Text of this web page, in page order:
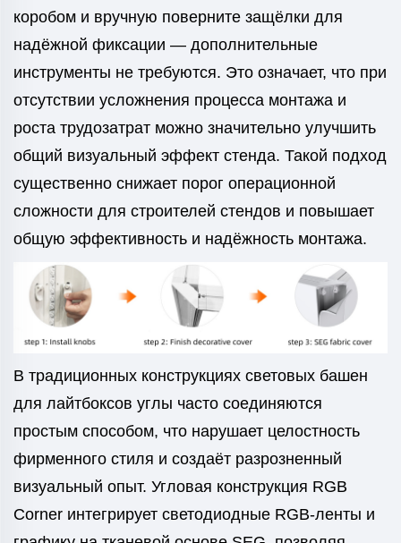
коробом и вручную поверните защёлки для
надёжной фиксации — дополнительные
инструменты не требуются. Это означает, что при
отсутствии усложнения процесса монтажа и
роста трудозатрат можно значительно улучшить
общий визуальный эффект стенда. Такой подход
существенно снижает порог операционной
сложности для строителей стендов и повышает
общую эффективность и надёжность монтажа.
В традиционных конструкциях световых башен
для лайтбоксов углы часто соединяются
простым способом, что нарушает целостность
фирменного стиля и создаёт разрозненный
визуальный опыт. Угловая конструкция RGB
Corner интегрирует светодиодные RGB-ленты и